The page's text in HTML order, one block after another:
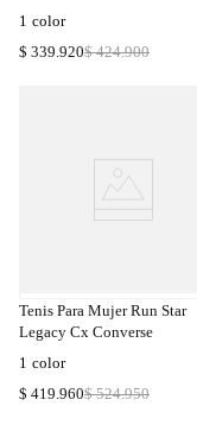
1 color
$ 424.900
$ 339.920
Tenis Para Mujer Run Star
Legacy Cx Converse
1 color
$ 524.950
$ 419.960